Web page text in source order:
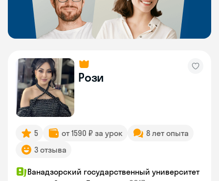
Рози
5 от 1590 ₽ за урок
8 лет опыта
3 отзыва
Ванадзорский государственный университет